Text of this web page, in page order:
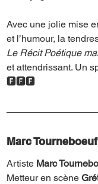
Avec une jolie mise
et l’humour, la
Le Récit Poétique
et attendrissant. Un
🅵🅵🅵
Marc
Artiste Marc
Metteur en scène